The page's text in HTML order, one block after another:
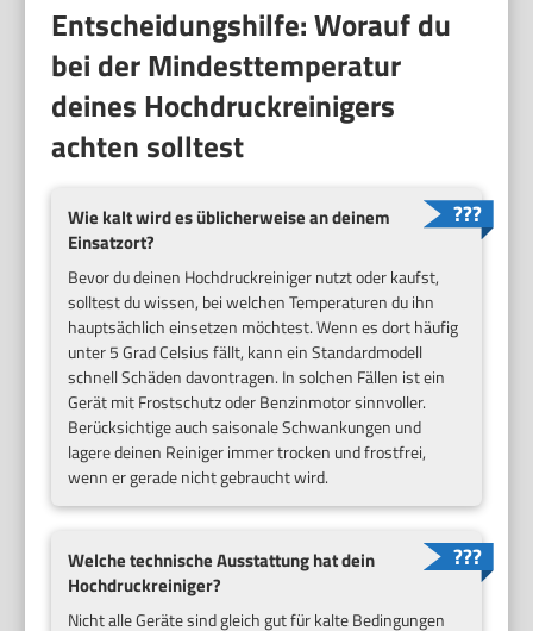
Entscheidungshilfe: Worauf du
bei der Mindesttemperatur
deines Hochdruckreinigers
achten solltest
Wie kalt wird es üblicherweise an deinem
Einsatzort?
Bevor du deinen Hochdruckreiniger nutzt oder kaufst,
solltest du wissen, bei welchen Temperaturen du ihn
hauptsächlich einsetzen möchtest. Wenn es dort häufig
unter 5 Grad Celsius fällt, kann ein Standardmodell
schnell Schäden davontragen. In solchen Fällen ist ein
Gerät mit Frostschutz oder Benzinmotor sinnvoller.
Berücksichtige auch saisonale Schwankungen und
lagere deinen Reiniger immer trocken und frostfrei,
wenn er gerade nicht gebraucht wird.
Welche technische Ausstattung hat dein
Hochdruckreiniger?
Nicht alle Geräte sind gleich gut für kalte Bedingungen